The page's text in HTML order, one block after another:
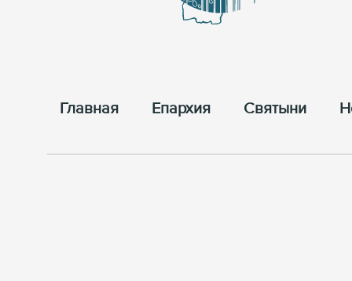
Главная Епархия Cвятыни